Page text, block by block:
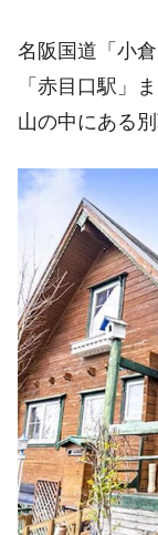
名阪国道「小
「赤目口駅」
山の中にある